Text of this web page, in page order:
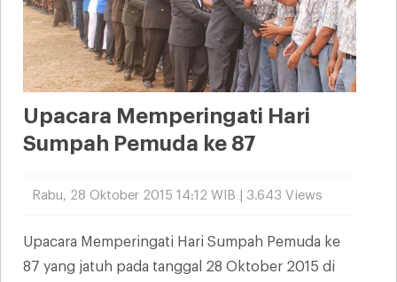
Upacara Memperingati Hari
Sumpah Pemuda ke 87
Rabu, 28 Oktober 2015 14:12 WIB | 3.643 Views
Upacara Memperingati Hari Sumpah Pemuda ke
87 yang jatuh pada tanggal 28 Oktober 2015 di